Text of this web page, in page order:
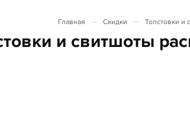
Главная Скидки Толстовки и
и свитшоты